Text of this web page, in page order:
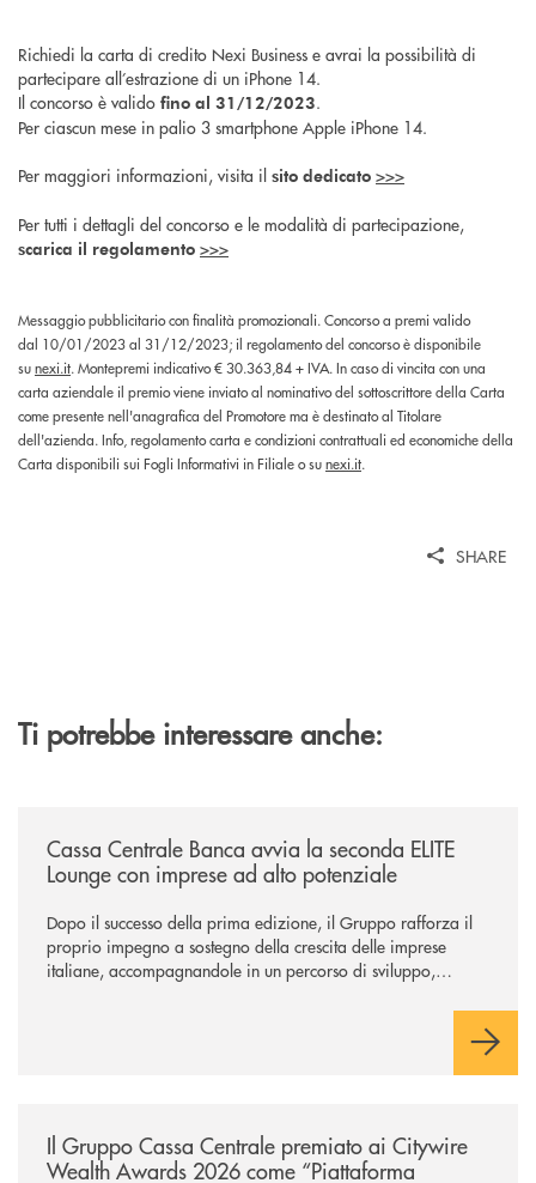
Richiedi la carta di credito Nexi Business e avrai la possibilità di
partecipare all’estrazione di un iPhone 14.
Il concorso è valido fino al 31/12/2023.
Per ciascun mese in palio 3 smartphone Apple iPhone 14.
Per maggiori informazioni, visita il sito dedicato >>>
Per tutti i dettagli del concorso e le modalità di partecipazione,
scarica il regolamento >>>
Messaggio pubblicitario con finalità promozionali. Concorso a premi valido
dal 10/01/2023 al 31/12/2023; il regolamento del concorso è disponibile
sunexi.it. Montepremi indicativo € 30.363,84 + IVA. In caso di vincita con una
carta aziendale il premio viene inviato al nominativo del sottoscrittore della Carta
come presente nell'anagrafica del Promotore ma è destinato al Titolare
dell'azienda. Info, regolamento carta e condizioni contrattuali ed economiche della
Carta disponibili sui Fogli Informativi in Filiale o sunexi.it.
SHARE
Ti potrebbe interessare anche:
Cassa Centrale Banca avvia la seconda ELITE
Lounge con imprese ad alto potenziale
Dopo il successo della prima edizione, il Gruppo rafforza il
proprio impegno a sostegno della crescita delle imprese
italiane, accompagnandole in un percorso di sviluppo,
Il Gruppo Cassa Centrale premiato ai Citywire
Wealth Awards 2026 come “Piattaforma